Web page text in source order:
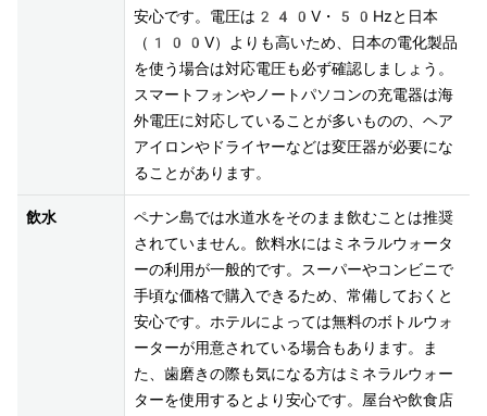
安心です。電圧は240V・50Hzと日本
（100V）よりも高いため、日本の電化製品
を使う場合は対応電圧も必ず確認しましょう。
スマートフォンやノートパソコンの充電器は海
外電圧に対応していることが多いものの、ヘア
アイロンやドライヤーなどは変圧器が必要にな
ることがあります。
飲水
ペナン島では水道水をそのまま飲むことは推奨
されていません。飲料水にはミネラルウォータ
ーの利用が一般的です。スーパーやコンビニで
手頃な価格で購入できるため、常備しておくと
安心です。ホテルによっては無料のボトルウォ
ーターが用意されている場合もあります。ま
た、歯磨きの際も気になる方はミネラルウォー
ターを使用するとより安心です。屋台や飲食店